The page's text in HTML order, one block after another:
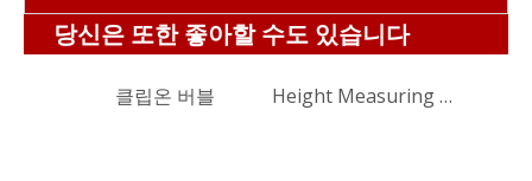
당신은 또한 좋아할 수도 있습니다